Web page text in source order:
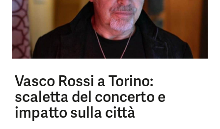
Vasco Rossi a Torino:
scaletta del concerto e
impatto sulla città